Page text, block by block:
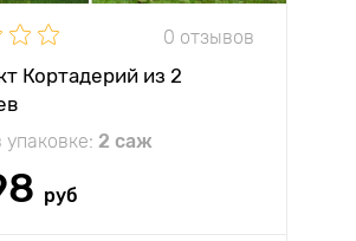
0 отзывов
Кортадерий из 2
2 саж
руб